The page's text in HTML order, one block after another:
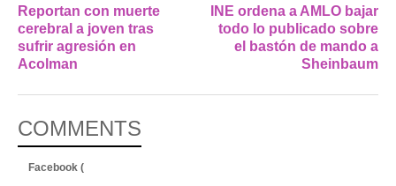
Reportan con muerte
cerebral a joven tras
sufrir agresión en
Acolman
INE ordena a AMLO bajar
todo lo publicado sobre
el bastón de mando a
Sheinbaum
COMMENTS
Facebook (